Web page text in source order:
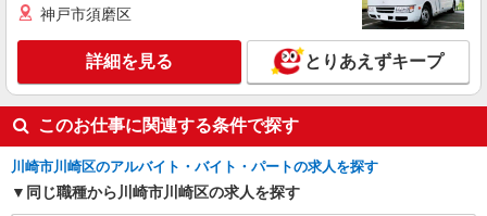
神戸市須磨区
詳細を見る とりあえずキープ
このお仕事に関連する条件で探す
川崎市川崎区のアルバイト・バイト・パートの求人を探す
同じ職種から川崎市川崎区の求人を探す